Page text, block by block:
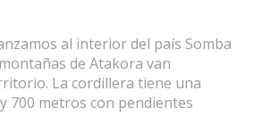
al interior del país Somba
de Atakora van
La cordillera tiene una
700 metros con pendientes